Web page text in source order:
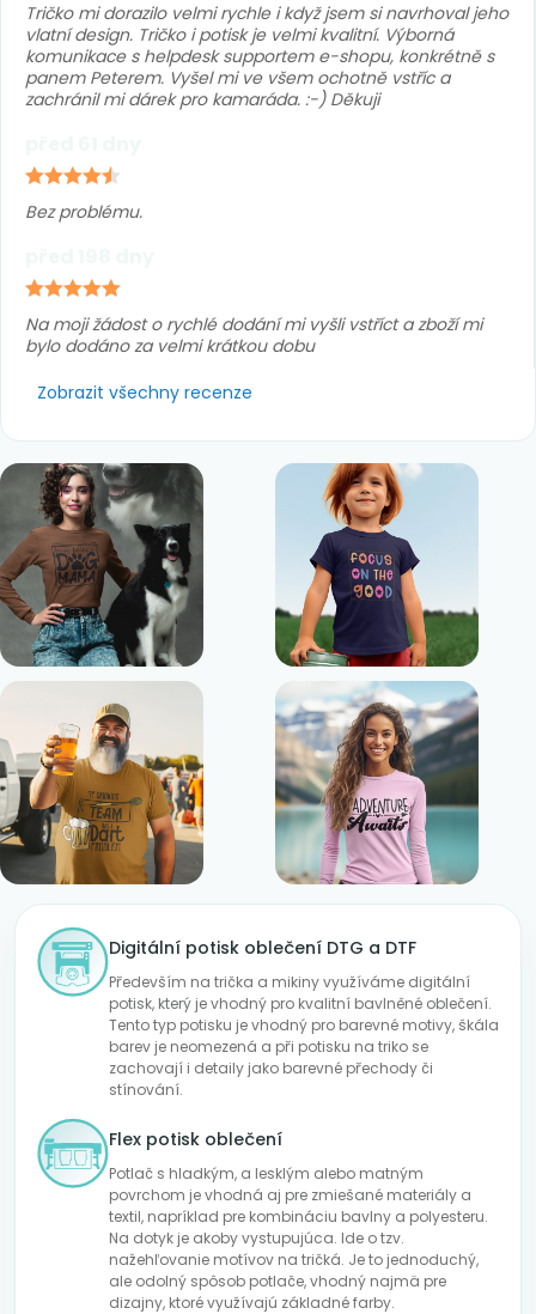
Tričko mi dorazilo velmi rychle i když jsem si navrhoval jeho
vlatní design. Tričko i potisk je velmi kvalitní. Výborná
komunikace s helpdesk supportem e-shopu, konkrétně s
panem Peterem. Vyšel mi ve všem ochotně vstříc a
zachránil mi dárek pro kamaráda. :-) Děkuji
Bez problému.
Na moji žádost o rychlé dodání mi vyšli vstříct a zboží mi
bylo dodáno za velmi krátkou dobu
Zobrazit všechny recenze
Digitální potisk oblečení DTG a DTF
Především na trička a mikiny využíváme digitální
potisk, který je vhodný pro kvalitní bavlněné oblečení.
Tento typ potisku je vhodný pro barevné motivy, škála
barev je neomezená a při potisku na triko se
zachovají i detaily jako barevné přechody či
stínování.
Flex potisk oblečení
Potlač s hladkým, a lesklým alebo matným
povrchom je vhodná aj pre zmiešané materiály a
textil, napríklad pre kombináciu bavlny a polyesteru.
Na dotyk je akoby vystupujúca. Ide o tzv.
nažehľovanie motívov na tričká. Je to jednoduchý,
ale odolný spôsob potlače, vhodný najmä pre
dizajny, ktoré využívajú základné farby.